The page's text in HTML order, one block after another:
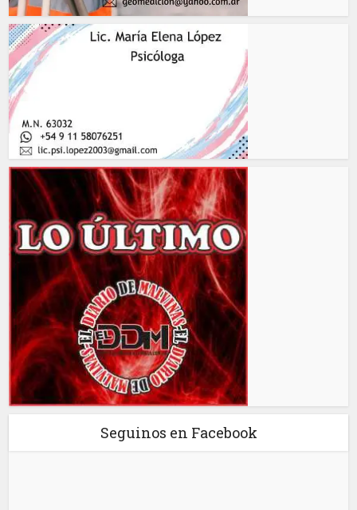
Seguinos en Facebook